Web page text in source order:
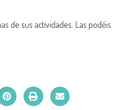
de sus actividades. Las podéis